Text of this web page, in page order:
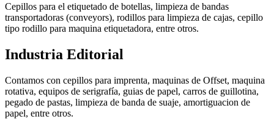
Cepillos para el etiquetado de botellas, limpieza de bandas
transportadoras (conveyors), rodillos para limpieza de cajas, cepillo
tipo rodillo para maquina etiquetadora, entre otros.
Industria Editorial
Contamos con cepillos para imprenta, maquinas de Offset, maquina
rotativa, equipos de serigrafía, guias de papel, carros de guillotina,
pegado de pastas, limpieza de banda de suaje, amortiguacion de
papel, entre otros.